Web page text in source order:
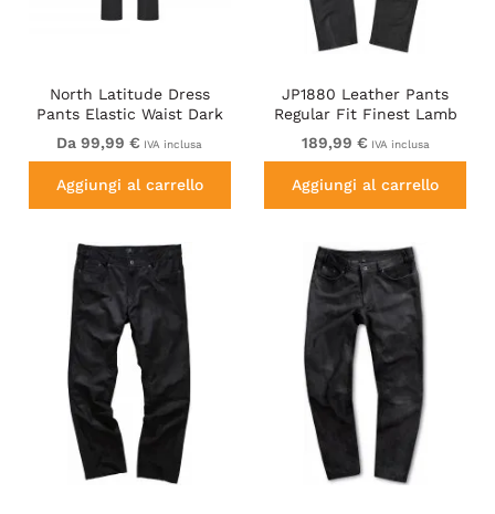
North Latitude Dress
Pants Elastic Waist Dark
Grey Melange
Da 99,99 € IVA inclusa
Aggiungi al carrello
JP1880 Leather Pants
Regular Fit Finest Lamb
Nappa Black
189,99 € IVA inclusa
Aggiungi al carrello